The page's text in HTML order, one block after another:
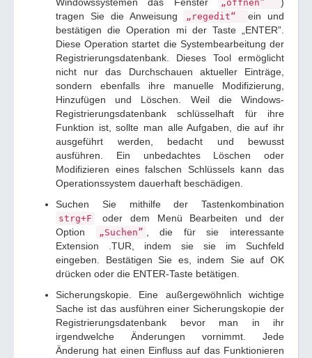
„öffnen”
tragen Sie die Anweisung
„regedit“
ein und
bestätigen die Operation mi der Taste „ENTER”.
Diese Operation startet die Systembearbeitung der
Registrierungsdatenbank. Dieses Tool ermöglicht
nicht nur das Durchschauen aktueller Einträge,
sondern ebenfalls ihre manuelle Modifizierung,
Hinzufügen und Löschen. Weil die Windows-
Registrierungsdatenbank schlüsselhaft für ihre
Funktion ist, sollte man alle Aufgaben, die auf ihr
ausgeführt werden, bedacht und bewusst
ausführen. Ein unbedachtes Löschen oder
Modifizieren eines falschen Schlüssels kann das
Operationssystem dauerhaft beschädigen.
Suchen Sie mithilfe der Tastenkombination
strg+F
oder dem Menü Bearbeiten und der
Option
„Suchen”
, die für sie interessante
Extension .TUR, indem sie sie im Suchfeld
eingeben. Bestätigen Sie es, indem Sie auf OK
drücken oder die ENTER-Taste betätigen.
Sicherungskopie. Eine außergewöhnlich wichtige
Sache ist das ausführen einer Sicherungskopie der
Registrierungsdatenbank bevor man in ihr
irgendwelche Änderungen vornimmt. Jede
Änderung hat einen Einfluss auf das Funktionieren